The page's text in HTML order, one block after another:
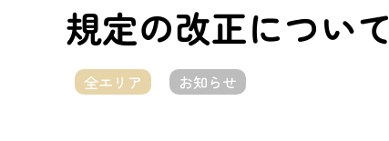
規定の改正について
全エリア お知らせ